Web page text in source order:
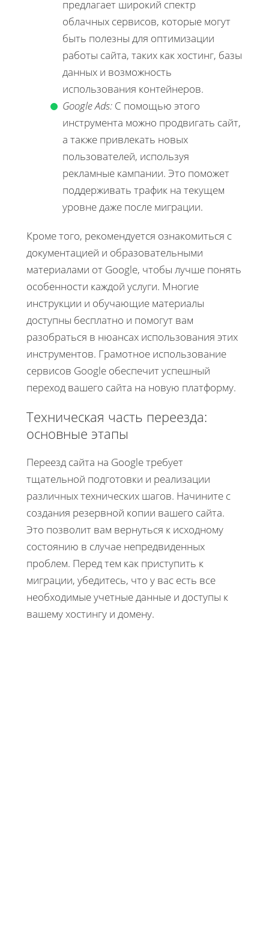
предлагает широкий спектр
облачных сервисов, которые могут
быть полезны для оптимизации
работы сайта, таких как хостинг, базы
данных и возможность
использования контейнеров.
Google Ads: С помощью этого
инструмента можно продвигать сайт,
а также привлекать новых
пользователей, используя
рекламные кампании. Это поможет
поддерживать трафик на текущем
уровне даже после миграции.
Кроме того, рекомендуется ознакомиться с
документацией и образовательными
материалами от Google, чтобы лучше понять
особенности каждой услуги. Многие
инструкции и обучающие материалы
доступны бесплатно и помогут вам
разобраться в нюансах использования этих
инструментов. Грамотное использование
сервисов Google обеспечит успешный
переход вашего сайта на новую платформу.
Техническая часть переезда:
основные этапы
Переезд сайта на Google требует
тщательной подготовки и реализации
различных технических шагов. Начините с
создания резервной копии вашего сайта.
Это позволит вам вернуться к исходному
состоянию в случае непредвиденных
проблем. Перед тем как приступить к
миграции, убедитесь, что у вас есть все
необходимые учетные данные и доступы к
вашему хостингу и домену.